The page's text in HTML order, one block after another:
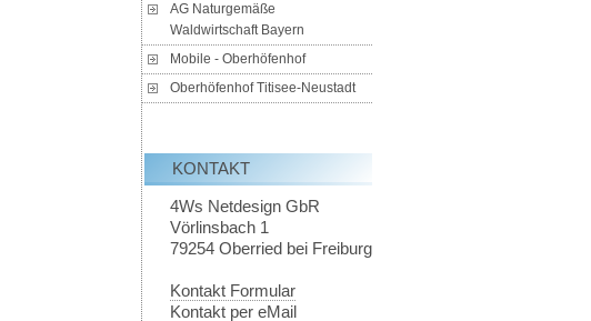
AG Naturgemäße
Waldwirtschaft Bayern
Mobile - Oberhöfenhof
Oberhöfenhof Titisee-Neustadt
KONTAKT
4Ws Netdesign GbR
Vörlinsbach 1
79254 Oberried bei Freiburg
Kontakt Formular
Kontakt per eMail